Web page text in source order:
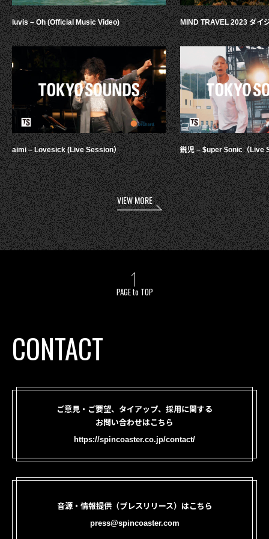
luvis – Oh (Official Music Video)
aimi – Lovesick (Live Session）
MIND TRAVEL 2023 ダイ
鋭児 – $uper $onic（Live
VIEW MORE
PAGE to TOP
CONTACT
ご意見・ご要望、タイアップ、採用に関する
お問い合わせはこちら
https://spincoaster.co.jp/contact/
音源・情報提供（プレスリリース）はこちら
press@spincoaster.com